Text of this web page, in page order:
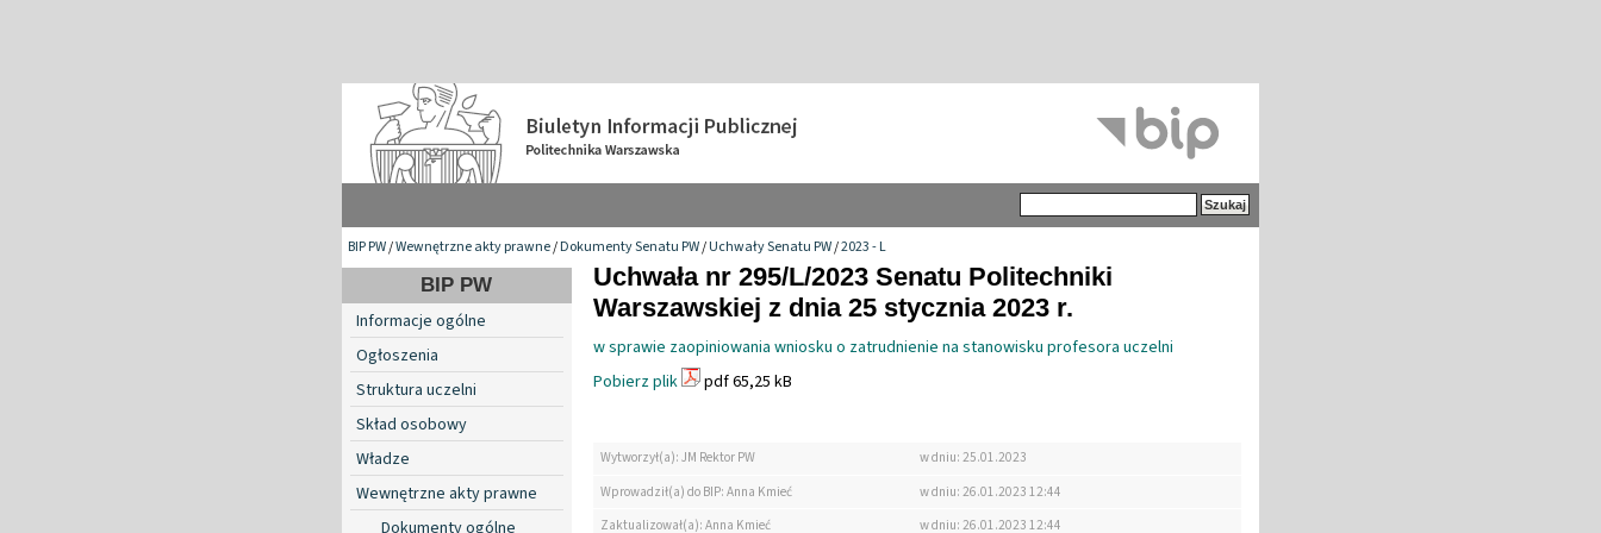
BIP PW/Wewnętrzne akty prawne/Dokumenty Senatu PW/Uchwały Senatu PW/2023 - L
BIP PW
Informacje ogólne
Ogłoszenia
Struktura uczelni
Skład osobowy
Władze
Wewnętrzne akty prawne
Dokumenty ogólne
Uchwała nr 295/L/2023 Senatu Politechniki
Warszawskiej z dnia 25 stycznia 2023 r.
w sprawie zaopiniowania wniosku o zatrudnienie na stanowisku profesora uczelni
Pobierz plik
pdf 65,25 kB
Wytworzył(a): JM Rektor PW
w dniu: 25.01.2023
Wprowadził(a) do BIP: Anna Kmieć
w dniu: 26.01.2023 12:44
Zaktualizował(a): Anna Kmieć
w dniu: 26.01.2023 12:44